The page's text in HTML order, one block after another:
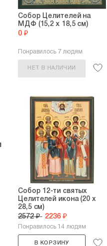
Собор Целителей на
МДФ (15,2 х 18,5 см)
0 ₽
Понравилось 7 людям
НЕТ В НАЛИЧИИ
Собор 12-ти святых
Целителей икона (20 х
28,5 см)
2572 ₽ 2236 ₽
Понравилось 14 людям
В КОРЗИНУ